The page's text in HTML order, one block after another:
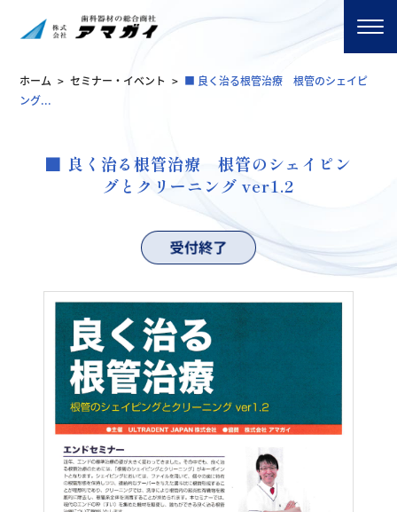
ホーム > セミナー・イベント > ■ 良く治る根管治療 根管のシェイピ
ング...
■ 良く治る根管治療 根管のシェイピン
グとクリーニング ver1.2